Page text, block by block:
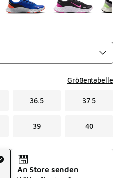
Größentabelle
36.5 37.5
39 40
An Store senden